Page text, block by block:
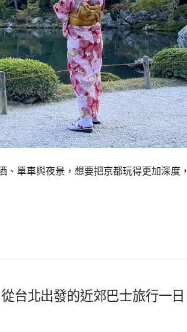
單車與夜景，想要把京都玩得更加深度，
台北出發的近郊巴士旅行一日